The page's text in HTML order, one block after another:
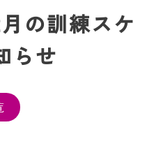
の訓練スケ
らせ